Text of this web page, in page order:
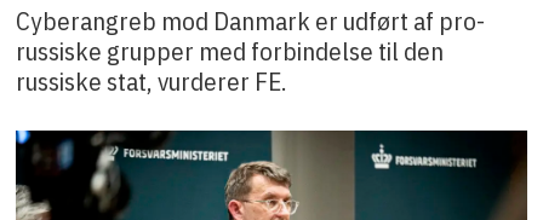
Cyberangreb mod Danmark er udført af pro-
russiske grupper med forbindelse til den
russiske stat, vurderer FE.